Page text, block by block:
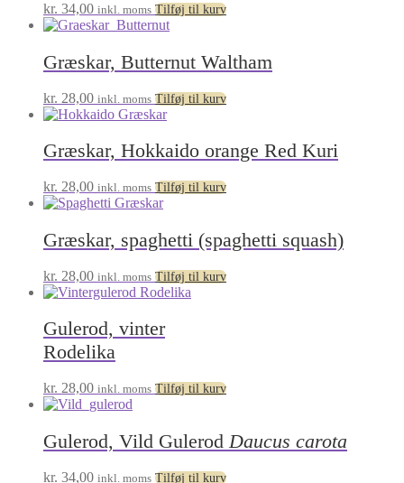
kr. 34,00 inkl. moms Tilføj til kurv
Græskar, Butternut Waltham
kr. 28,00 inkl. moms Tilføj til kurv
Græskar, Hokkaido orange Red Kuri
kr. 28,00 inkl. moms Tilføj til kurv
Græskar, spaghetti (spaghetti squash)
kr. 28,00 inkl. moms Tilføj til kurv
Gulerod, vinter
Rodelika
kr. 28,00 inkl. moms Tilføj til kurv
Gulerod, Vild Gulerod Daucus carota
kr. 34,00 inkl. moms Tilføj til kurv